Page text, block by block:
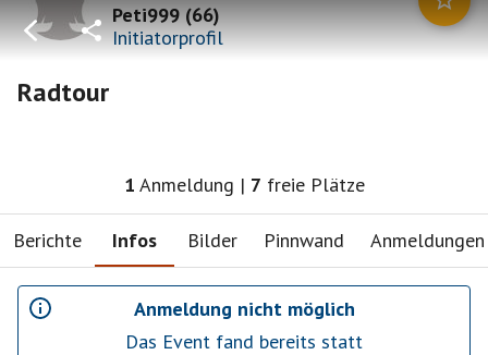
Peti999(66)
Initiatorprofil
Radtour
1 Anmeldung | 7 freie Plätze
Berichte Infos Bilder Pinnwand Anmeldungen
Anmeldung nicht möglich
Das Event fand bereits statt